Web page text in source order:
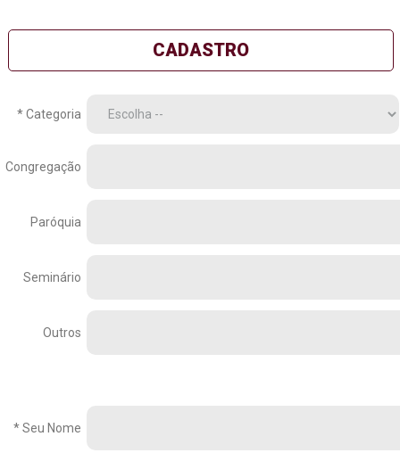
CADASTRO
* Categoria
Congregação
Paróquia
Seminário
Outros
* Seu Nome